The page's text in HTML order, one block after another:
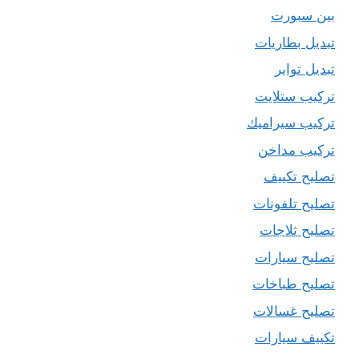
بين سبورت
تبديل بطاريات
تبديل تواير
تركيب ستلايت
تركيب سيراميك
تركيب مداخن
تصليح تكييف
تصليح تلفونات
تصليح ثلاجات
تصليح سيارات
تصليح طباخات
تصليح غسالات
تكييف سيارات